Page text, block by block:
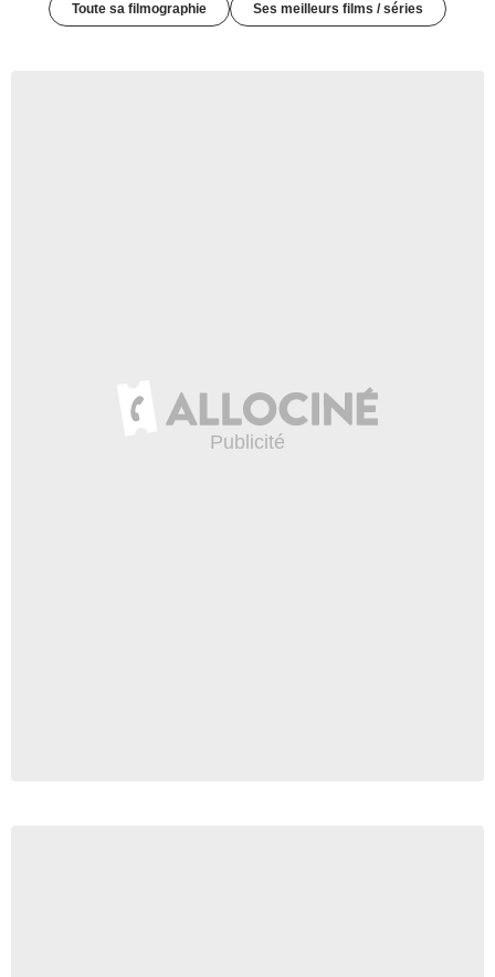
Toute sa filmographie Ses meilleurs films / séries